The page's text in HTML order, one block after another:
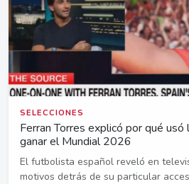
SELECCIONES
Ferran Torres explicó por qué
ganar el Mundial 2026
El futbolista español reveló en
motivos detrás de su particular